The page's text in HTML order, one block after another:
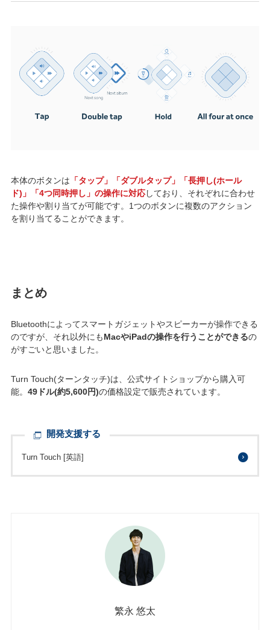
本体のボタンは 「タップ」「ダブルタップ」「長押し(ホール
ド)」「4つ同時押し」の操作に対応しており、それぞれに合わせ
た操作や割り当てが可能です。1つのボタンに複数のアクション
を割り当てることができます。
まとめ
Bluetoothによってスマートガジェットやスピーカーが操作できる
のですが、それ以外にもMacやiPadの操作を行うことができるの
がすごいと思いました。
Turn Touch(ターンタッチ)は、公式サイトショップから購入可
能。 49ドル(約5,600円)の価格設定で販売されています。
開発支援する
Turn Touch [英語]
繁永 悠太